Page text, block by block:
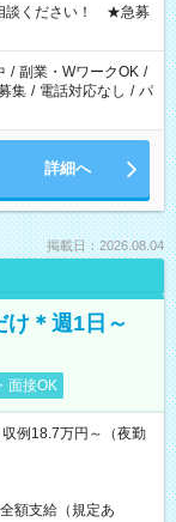
談ください！ ★急募
/ 副業・WワークOK /
集 / 電話対応なし / パ
詳細へ
掲載日：2026.08.04
＊週1日～
面接OK
例18.7万円～（夜勤
額支給（規定あ